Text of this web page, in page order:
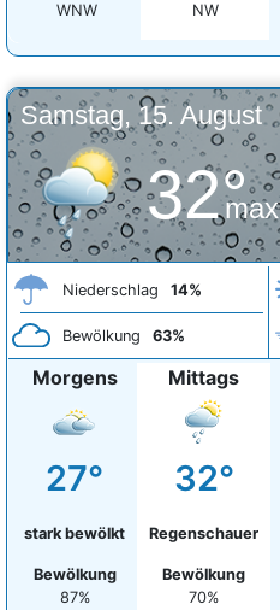
WNW
NW
Samstag, 15. August
32°
max
Niederschlag 14%
Bewölkung 63%
Morgens
27°
stark bewölkt
Bewölkung
87%
Mittags
32°
Regenschauer
Bewölkung
70%